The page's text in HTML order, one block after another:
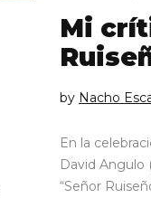
Mi
by Nacho
En la
David Angulo
“Señor